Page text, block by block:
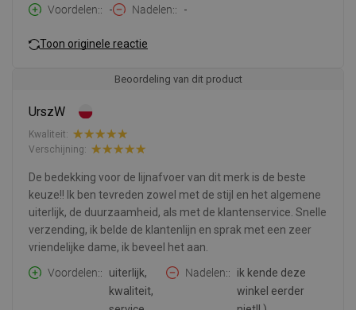
Voordelen:
- Nadelen: -
Toon originele reactie
Beoordeling van dit product
UrszW
Kwaliteit:
Verschijning:
De bedekking voor de lijnafvoer van dit merk is de beste
keuze!! Ik ben tevreden zowel met de stijl en het algemene
uiterlijk, de duurzaamheid, als met de klantenservice. Snelle
verzending, ik belde de klantenlijn en sprak met een zeer
vriendelijke dame, ik beveel het aan.
Voordelen:
uiterlijk,
kwaliteit,
Nadelen:
ik kende deze
winkel eerder